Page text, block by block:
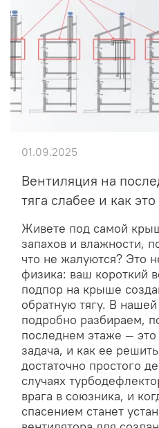
Вентиляция на
тяга слабее и как
Живете под самой
запахов и влажности,
что не жалуются? Это
физика: ваш короткий
подпор на крыше
обратную тягу. В
подробно разбираем,
последнем этаже —
задача, и как ее
достаточно простого
случаях
врага в союзника, и
спасением станет
01.09.2025